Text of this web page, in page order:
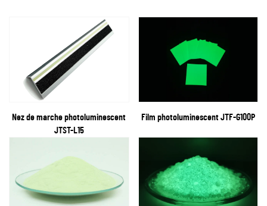
Nez de marche photoluminescent
JTST-L15
Film photoluminescent JTF-G100P